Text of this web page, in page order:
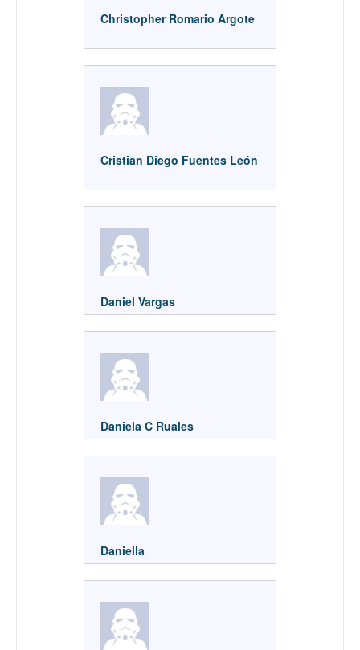
Christopher Romario Argote
Cristian Diego Fuentes León
Daniel Vargas
Daniela C Ruales
Daniella